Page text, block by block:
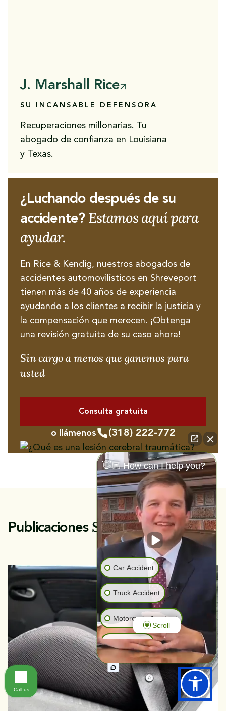
J. Marshall Rice
SU INCANSABLE DEFENSORA
Recuperaciones millonarias. Tu
abogado de confianza en Louisiana
y Texas.
¿Luchando después de su
accidente? Estamos aquí para
ayudar.
En Rice & Kendig, nuestros abogados de
accidentes automovilísticos en Shreveport
tienen más de 40 años de experiencia
ayudando a los clientes a recibir la justicia y
la compensación que merecen. ¡Obtenga
una revisión gratuita de su caso ahora!
Sin cargo a menos que ganemos para
usted
Consulta gratuita
o llámenos (318) 222-772
Publicaciones Similares
👋🏼 How can I help you?
Car Accident
Truck Accident
Motorcycle Accident
Animal Bite
Wrongful Death
Pedestrian Accident
Scroll
Call us